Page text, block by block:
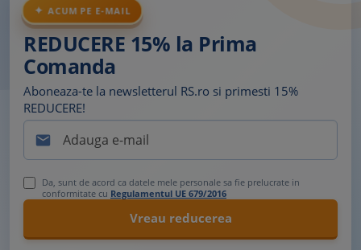
ACUM PE E-MAIL
REDUCERE 15% la Prima
Comanda
Aboneaza-te la newsletterul RS.ro si primesti 15%
REDUCERE!

Da, sunt de acord ca datele mele personale sa fie prelucrate in
conformitate cu Regulamentul UE 679/2016